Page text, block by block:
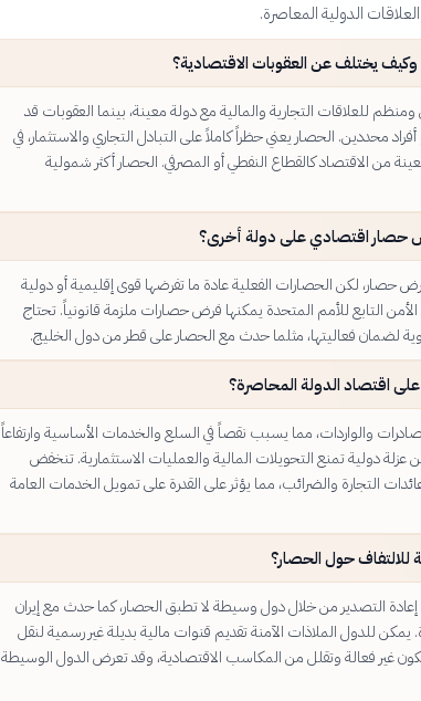
الدولية المعاصرة.
يختلف عن العقوبات الاقتصادية؟
للعلاقات التجارية والمالية مع دولة معينة، بينما العقوبات قد
محددين. الحصار يعني حظراً كاملاً على التبادل التجاري والاستثمار، في
من الاقتصاد كالقطاع النفطي أو المصرفي. الحصار أكثر شمولية
حصار اقتصادي على دولة أخرى؟
لكن الحصارات الفعلية عادة ما تفرضها قوى إقليمية أو دولية
التابع للأمم المتحدة يمكنها فرض حصارات ملزمة قانونياً. تحتاج
لضمان فعاليتها، مثلما حدث مع الحصار على قطر من دول الخليج.
اقتصاد الدولة المحاصرة؟
والواردات، مما يسبب نقصاً في السلع والخدمات الأساسية وارتفاعاً
عزلة دولية تمنع التحويلات المالية والعمليات الاستثمارية. تنخفض
التجارة والضرائب، مما يؤثر على القدرة على تمويل الخدمات العامة
حول الحصار؟
التصدير من خلال دول وسيطة لا تطبق الحصار، كما حدث مع إيران
يمكن للدول الملاذات الآمنة تقديم قنوات مالية بديلة غير رسمية لنقل
غير فعالة وتقلل من المكاسب الاقتصادية، وقد تعرض الدول الوسيطة